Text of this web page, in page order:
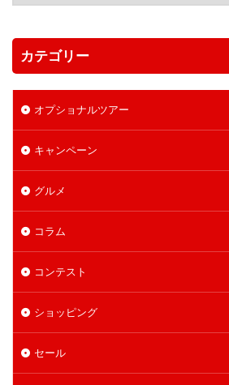
カテゴリー
オプショナルツアー
キャンペーン
グルメ
コラム
コンテスト
ショッピング
セール